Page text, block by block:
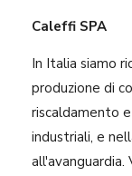
Caleffi SPA
In Italia siamo
produzione di
riscaldamento
industriali, e